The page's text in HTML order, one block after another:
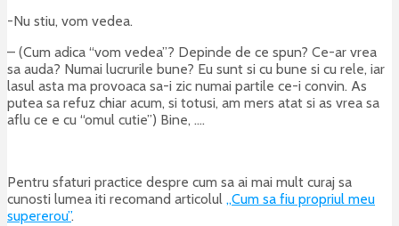
-Nu stiu, vom vedea.
– (Cum adica “vom vedea”? Depinde de ce spun? Ce-ar vrea
sa auda? Numai lucrurile bune? Eu sunt si cu bune si cu rele, iar
lasul asta ma provoaca sa-i zic numai partile ce-i convin. As
putea sa refuz chiar acum, si totusi, am mers atat si as vrea sa
aflu ce e cu “omul cutie”) Bine, ….
Pentru sfaturi practice despre cum sa ai mai mult curaj sa
cunosti lumea iti recomand articolul „Cum sa fiu propriul meu
supererou”.